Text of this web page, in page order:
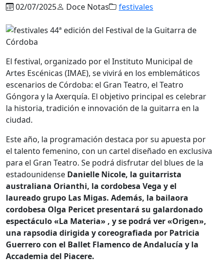
02/07/2025 Doce Notas festivales
El festival, organizado por el Instituto Municipal de
Artes Escénicas (IMAE), se vivirá en los emblemáticos
escenarios de Córdoba: el Gran Teatro, el Teatro
Góngora y la Axerquía. El objetivo principal es celebrar
la historia, tradición e innovación de la guitarra en la
ciudad.
Este año, la programación destaca por su apuesta por
el talento femenino, con un cartel diseñado en exclusiva
para el Gran Teatro. Se podrá disfrutar del blues de la
estadounidense Danielle Nicole, la guitarrista
australiana Orianthi, la cordobesa Vega y el
laureado grupo Las Migas. Además, la bailaora
cordobesa Olga Pericet presentará su galardonado
espectáculo «La Materia» , y se podrá ver «Origen»,
una rapsodia dirigida y coreografiada por Patricia
Guerrero con el Ballet Flamenco de Andalucía y la
Accademia del Piacere.